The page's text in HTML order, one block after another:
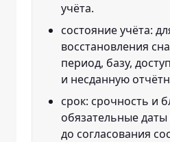
учёта.
состояние учёта:
восстановления
период, базу,
и несданную
срок: срочность и
обязательные
до согласования